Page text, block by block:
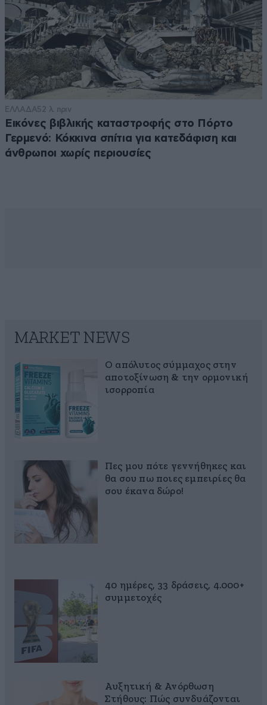
ΕΛΛΑΔΑ52 λ. πριν
Εικόνες βιβλικής καταστροφής στο Πόρτο
Γερμενό: Κόκκινα σπίτια για κατεδάφιση και
άνθρωποι χωρίς περιουσίες
MARKET NEWS
Ο απόλυτος σύμμαχος στην
αποτοξίνωση & την ορμονική
ισορροπία
Πες μου πότε γεννήθηκες και
θα σου πω ποιες εμπειρίες θα
σου έκανα δώρο!
40 ημέρες, 33 δράσεις, 4.000+
συμμετοχές
Αυξητική & Ανόρθωση
Στήθους: Πώς συνδυάζονται